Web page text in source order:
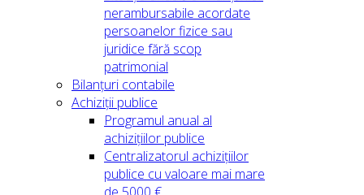
nerambursabile acordate
persoanelor fizice sau
juridice fără scop
patrimonial
Bilanțuri contabile
Achiziții publice
Programul anual al
achizițiilor publice
Centralizatorul achizițiilor
publice cu valoare mai mare